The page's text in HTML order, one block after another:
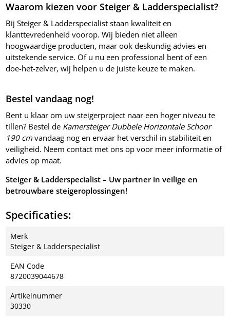
Waarom kiezen voor Steiger & Ladderspecialist?
Bij Steiger & Ladderspecialist staan kwaliteit en
klanttevredenheid voorop. Wij bieden niet alleen
hoogwaardige producten, maar ook deskundig advies en
uitstekende service. Of u nu een professional bent of een
doe-het-zelver, wij helpen u de juiste keuze te maken.
Bestel vandaag nog!
Bent u klaar om uw steigerproject naar een hoger niveau te
tillen? Bestel de Kamersteiger Dubbele Horizontale Schoor
190 cmvandaag nog en ervaar het verschil in stabiliteit en
veiligheid. Neem contact met ons op voor meer informatie of
advies op maat.
Steiger & Ladderspecialist – Uw partner in veilige en
betrouwbare steigeroplossingen!
Specificaties:
Merk
Steiger & Ladderspecialist
EAN Code
8720039044678
Artikelnummer
30330